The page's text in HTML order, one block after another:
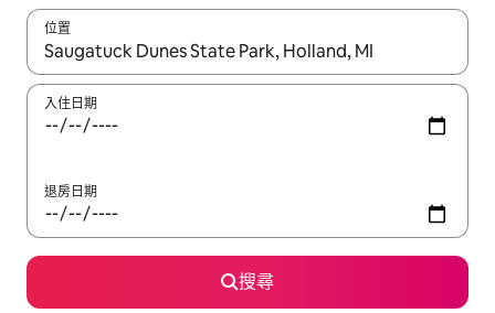
位置
如有搜尋結果，瀏覽內容時請使用上下箭頭，或輕點、滑動裝置。
入住日期
退房日期
搜尋